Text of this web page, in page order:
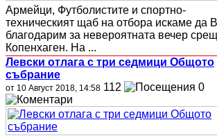
Aрмейци, Футболистите и спортно-
техническият щаб на отбора искаме да
благодарим за невероятната вечер
Копенхаген. На ...
Левски отлага с три седмици Общото
събрание
от 10 Август 2018, 14:58 112 0